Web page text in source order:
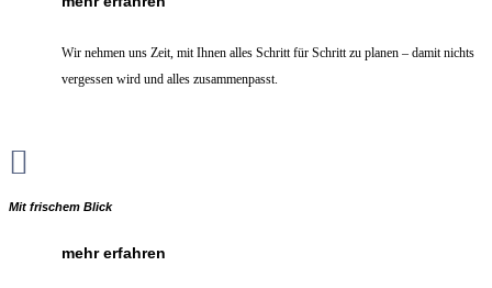
Wir nehmen uns Zeit, mit Ihnen alles Schritt für Schritt zu planen – damit nichts
vergessen wird und alles zusammenpasst.

Mit frischem Blick
mehr erfahren